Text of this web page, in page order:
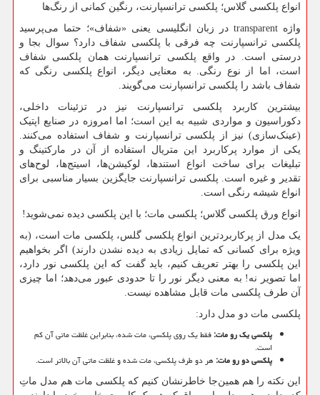
انواع پلکسی گلاس؛ پلکسی ترانسپارنت، رنگین کمانی از رنگ‌ها
واژه transparentدر زبان انگلیسی یعنی «شفاف»؛ حتما می‌پرسید
پلکسی ترانسپارنت چه فرقی با پلکسی شفاف دارد؟ سوال بجا و
درستی است. در واقع پلکسی ترانسپارنت همان پلکسی شفاف
است، اما از نوع رنگی. به معنایی دیگر، انواع پلکسی رنگی که
شفاف باشد را پلکسی ترانسپارنت می‌گویند.
بیشترین کاربرد پلکسی ترانسپارنت نیز در تزئینات داخلی،
دکوراسیون و مواردی شبیه به این است؛ اما امروزه در صنایع اپتیک
(عینک‌سازی) نیز از پلکسی ترانسپارنت و شفاف استفاده می‌کنند.
یکی از موارد پرکاربرد این متریال استفاده از آن در مارکتینگ و
تبلیغات برای ساخت انواع استندها، لوکیشن‌ها، اسیتج‌ها، لوح‌های
تقدیر و غیره است. پلکسی ترانسپارنت جایگزین بسیار مناسبی برای
انواع شیشه رنگی است.
انواع ورق پلکسی گلاس؛ پلکسی مات؛ با این پلکسی دیده نمی‌شوید !
یک مدل از پرکاربردترین انواع پلکسی گلس، پلکسی مات است، (به
ویژه برای کسانی که تمایل زیادی به دیده نشدن دارند) اگر بخواهیم
این پلکسی را بهتر تعریف کنیم، باید گفت که این پلکسی نور دارد،
اما تصویر نه! به معنی دیگر نور را تا حدودی عبور می‌دهد؛ اما چیزی
آن طرف پلکسی مات قابل مشاهده نیست.
پلکسی مات دو مدل دارد:
پلکسی یک رو مات:فقط یک روی پلکسی، مات شده، بنابراین غلظت ماتی آن کم
است.
پلکسی دو رو مات: هر دو طرف پلکسی، مات شده و غلظت ماتی آن بالاتر است.
این نکته را هم همین‌جا خاطرنشان کنیم که پلکسی مات هم مدل ماتِ